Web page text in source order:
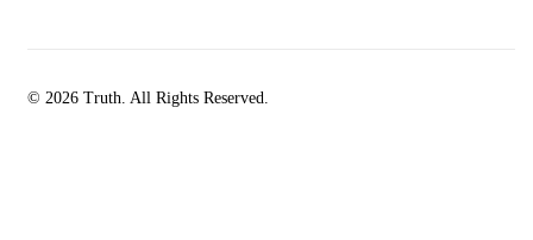
© 2026 Truth. All Rights Reserved.